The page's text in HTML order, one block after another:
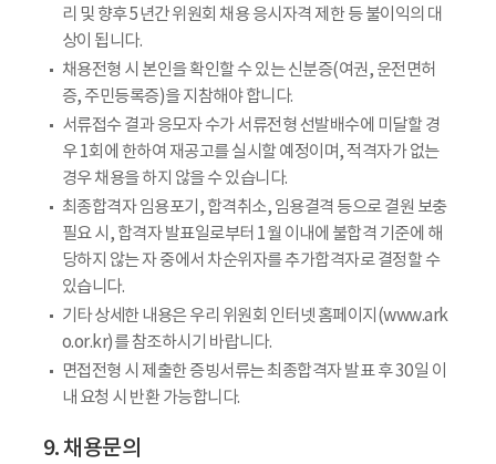
리 및 향후 5년간 위원회 채용 응시자격 제한 등 불이익의 대
상이 됩니다.
채용전형 시 본인을 확인할 수 있는 신분증(여권, 운전면허
증, 주민등록증)을 지참해야 합니다.
서류접수 결과 응모자 수가 서류전형 선발배수에 미달할 경
우 1회에 한하여 재공고를 실시할 예정이며, 적격자가 없는
경우 채용을 하지 않을 수 있습니다.
최종합격자 임용포기, 합격취소, 임용결격 등으로 결원 보충
필요 시, 합격자 발표일로부터 1월 이내에 불합격 기준에 해
당하지 않는 자 중에서 차순위자를 추가합격자로 결정할 수
있습니다.
기타 상세한 내용은 우리 위원회 인터넷 홈페이지(www.ark
o.or.kr)를 참조하시기 바랍니다.
면접전형 시 제출한 증빙서류는 최종합격자 발표 후 30일 이
내 요청 시 반환 가능합니다.
9. 채용문의